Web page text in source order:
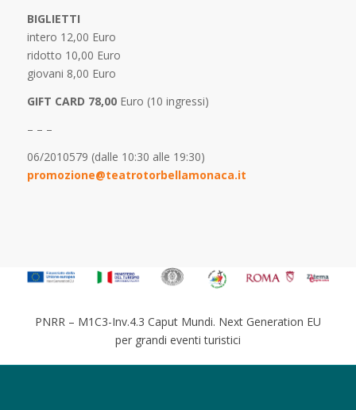
BIGLIETTI
intero 12,00 Euro
ridotto 10,00 Euro
giovani 8,00 Euro
GIFT CARD 78,00Euro (10 ingressi)
– – –
06/2010579 (dalle 10:30 alle 19:30)
promozione@teatrotorbellamonaca.it
PNRR – M1C3-Inv.4.3 Caput Mundi. Next Generation EU
per grandi eventi turistici